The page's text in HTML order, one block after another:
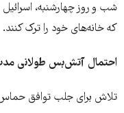
شب و روز چهارشنبه، اسرائیل
که خانه‌های خود را ترک کنند.
احتمال آتش‌بس طولانی
تلاش برای جلب توافق